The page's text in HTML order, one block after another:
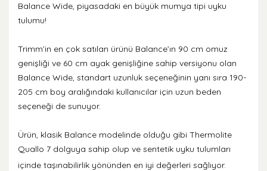
Balance Wide, piyasadaki en büyük mumya tipi uyku
tulumu!
Trimm’in en çok satılan ürünü Balance’ın 90 cm omuz
genişliği ve 60 cm ayak genişliğine sahip versiyonu olan
Balance Wide, standart uzunluk seçeneğinin yanı sıra 190-
205 cm boy aralığındaki kullanıcılar için uzun beden
seçeneği de sunuyor.
Ürün, klasik Balance modelinde olduğu gibi Thermolite
Quallo 7 dolguya sahip olup ve sentetik uyku tulumları
içinde taşınabilirlik yönünden en iyi değerleri sağlıyor.